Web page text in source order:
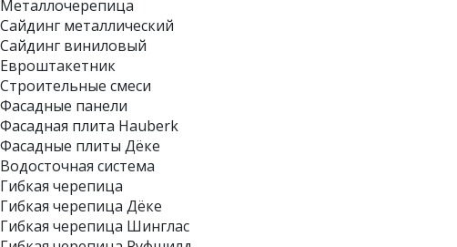
Металлочерепица
Сайдинг металлический
Сайдинг виниловый
Евроштакетник
Строительные смеси
Фасадные панели
Фасадная плита Hauberk
Фасадные плиты Дёке
Водосточная система
Гибкая черепица
Гибкая черепица Дёке
Гибкая черепица Шинглас